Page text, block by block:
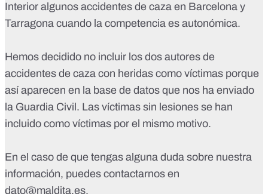
Interior algunos accidentes de caza en Barcelona y
Tarragona cuando la competencia es autonómica.
Hemos decidido no incluir los dos autores de
accidentes de caza con heridas como víctimas porque
así aparecen en la base de datos que nos ha enviado
la Guardia Civil. Las víctimas sin lesiones se han
incluido como víctimas por el mismo motivo.
En el caso de que tengas alguna duda sobre nuestra
información, puedes contactarnos en
dato@maldita.es.